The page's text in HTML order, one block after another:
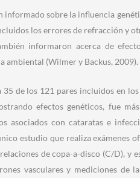
informado sobre la influencia
los errores de refracción y
informaron acerca de
ambiental (Wilmer y Backus, 2009).
de los 121 pares incluidos en
efectos genéticos, fue
asociados con cataratas e
estudio que realiza exámenes
de copa-a-disco (C/D), y
vasculares y mediciones de